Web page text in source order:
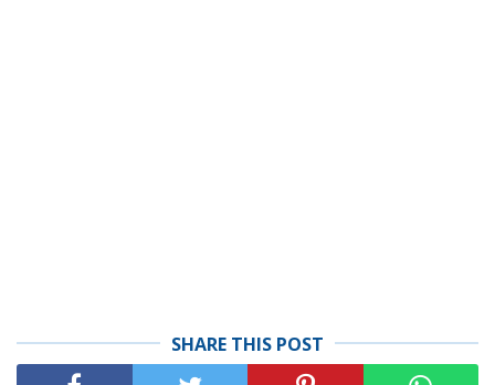
SHARE THIS POST